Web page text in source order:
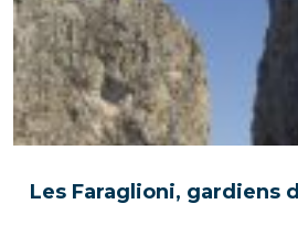
Les Faraglioni, gardiens